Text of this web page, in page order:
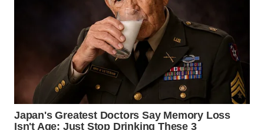
WN
DANAU
TOBA